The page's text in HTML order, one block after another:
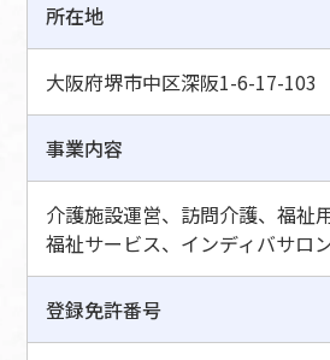
所在地
大阪府堺市中区深阪1-6-17-103
事業内容
介護施設運営、訪問介護、福祉
福祉サービス、インディバサロ
登録免許番号